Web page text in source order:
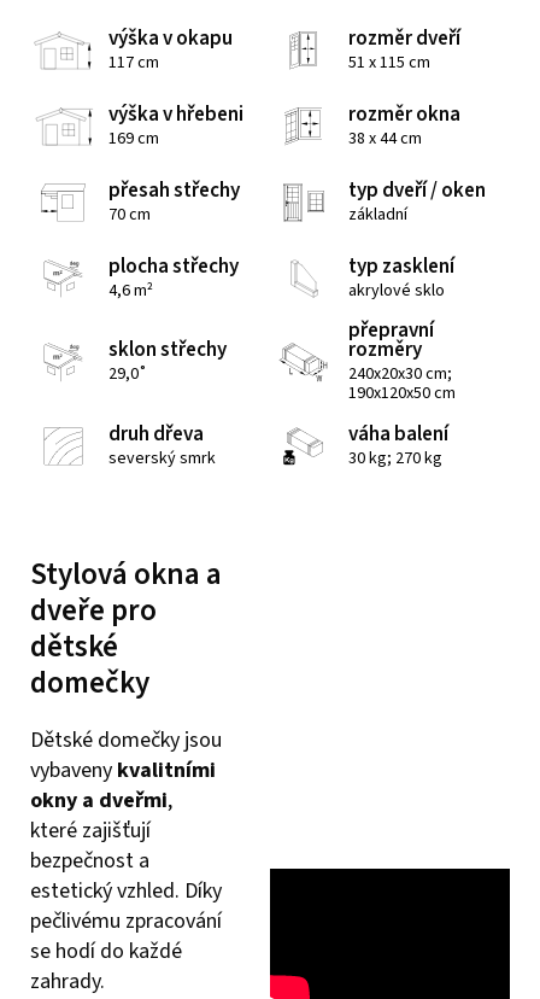
výška v okapu
117 cm
rozměr dveří
51 x 115 cm
výška v hřebeni
169 cm
rozměr okna
38 x 44 cm
přesah střechy
70 cm
typ dveří / oken
základní
plocha střechy
4,6 m²
typ zasklení
akrylové sklo
sklon střechy
29,0˚
přepravní
rozměry
240x20x30 cm;
190x120x50 cm
druh dřeva
severský smrk
váha balení
30 kg; 270 kg
Stylová okna a
dveře pro
dětské
domečky
Dětské domečky jsou
vybaveny kvalitními
okny a dveřmi,
které zajišťují
bezpečnost a
estetický vzhled. Díky
pečlivému zpracování
se hodí do každé
zahrady.